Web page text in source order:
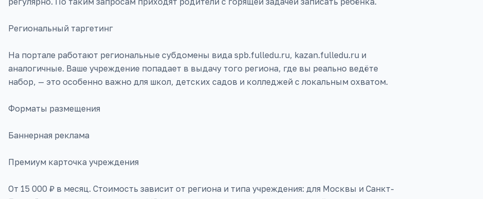
Региональный таргетинг
На портале работают региональные субдомены вида spb.fulledu.ru, kazan.fulledu.ru и
аналогичные. Ваше учреждение попадает в выдачу того региона, где вы реально ведёте
набор, — это особенно важно для школ, детских садов и колледжей с локальным охватом.
Форматы размещения
Баннерная реклама
Премиум карточка учреждения
От 15 000 ₽ в месяц. Стоимость зависит от региона и типа учреждения: для Москвы и Санкт-